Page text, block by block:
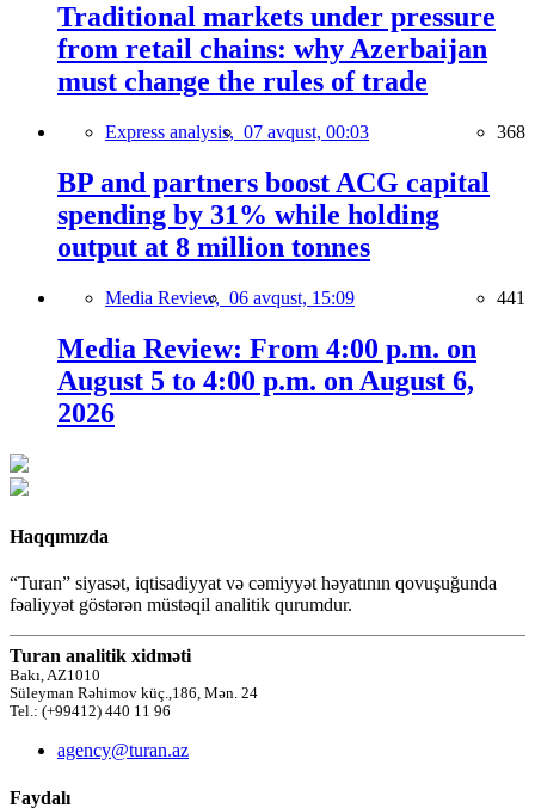
Traditional markets under pressure
from retail chains: why Azerbaijan
must change the rules of trade
Express analysis, 07 avqust, 00:03 368
BP and partners boost ACG capital
spending by 31% while holding
output at 8 million tonnes
Media Review, 06 avqust, 15:09 441
Media Review: From 4:00 p.m. on
August 5 to 4:00 p.m. on August 6,
2026
Haqqımızda
“Turan” siyasət, iqtisadiyyat və cəmiyyət həyatının qovuşuğunda
fəaliyyət göstərən müstəqil analitik qurumdur.
Turan analitik xidməti
Bakı, AZ1010
Süleyman Rəhimov küç.,186, Mən. 24
Tel.: (+99412) 440 11 96
agency@turan.az
Faydalı